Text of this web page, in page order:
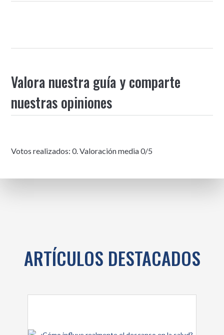
Valora nuestra guía y comparte
nuestras opiniones
Votos realizados:0. Valoración media0/5
ARTÍCULOS DESTACADOS